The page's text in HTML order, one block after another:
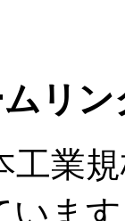
リ
業
いま